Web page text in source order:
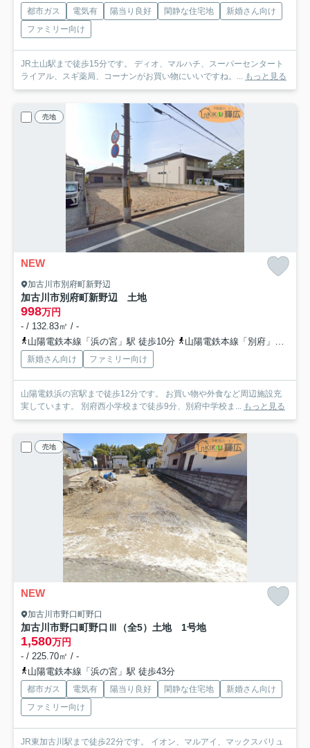
都市ガス 電気有 陽当り良好 閑静な住宅地
新婚さん向け
ファミリー向け
JR土山駅まで徒歩15分です。 ディオ、マルハチ、スーパーセンタート
ライアル、スギ薬局、コーナンがお買い物にいいですね。... もっと見る
売地
NEW
加古川市別府町新野辺
加古川市別府町新野辺 土地
998万円
- / 132.83㎡ / -
山陽電鉄本線「浜の宮」駅 徒歩10分
山陽電鉄本線「別府」駅 徒歩21分
新婚さん向け ファミリー向け
山陽電鉄浜の宮駅まで徒歩12分です。 お買い物や外食など周辺施設充
実しています。 別府西小学校まで徒歩9分、別府中学校ま... もっと見る
売地
NEW
加古川市野口町野口
加古川市野口町野口Ⅲ（全5）土地 1号地
1,580万円
- / 225.70㎡ / -
山陽電鉄本線「浜の宮」駅 徒歩43分
都市ガス 電気有 陽当り良好 閑静な住宅地
新婚さん向け
ファミリー向け
JR東加古川駅まで徒歩22分です。 イオン、マルアイ、マックスバリュ